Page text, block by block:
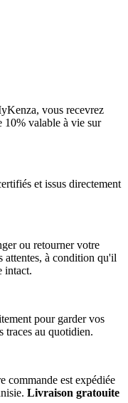
vous recevrez
10% valable à vie sur
et issus directement
ou retourner votre
attentes, à condition qu'il
intact.
pour garder vos
traces au quotidien.
commande est expédiée
Livraison gratouite